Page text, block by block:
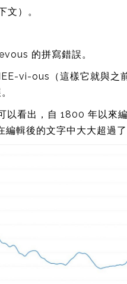
）。
的拼寫錯誤。
vi-ous（這樣它就與之
看出，自 1800 年以來
輯後的文字中大大超過